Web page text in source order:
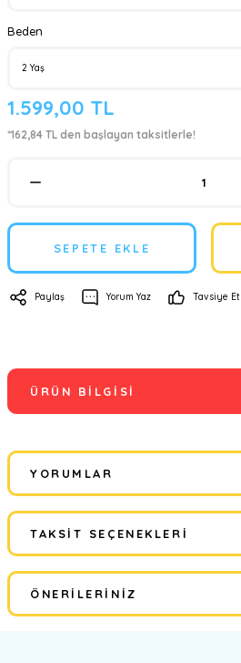
Beden
1.599,00 TL
*162,84 TL den başlayan taksitlerle!
SEPETE EKLE
Paylaş Yorum Yaz Tavsiye Et
ÜRÜN BILGISI
YORUMLAR
Bu ürüne ilk yorumu
Yorum Yaz
TAKSIT SEÇENEKLERI
ÖNERILERINIZ